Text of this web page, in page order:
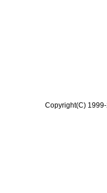
Copyright(C)